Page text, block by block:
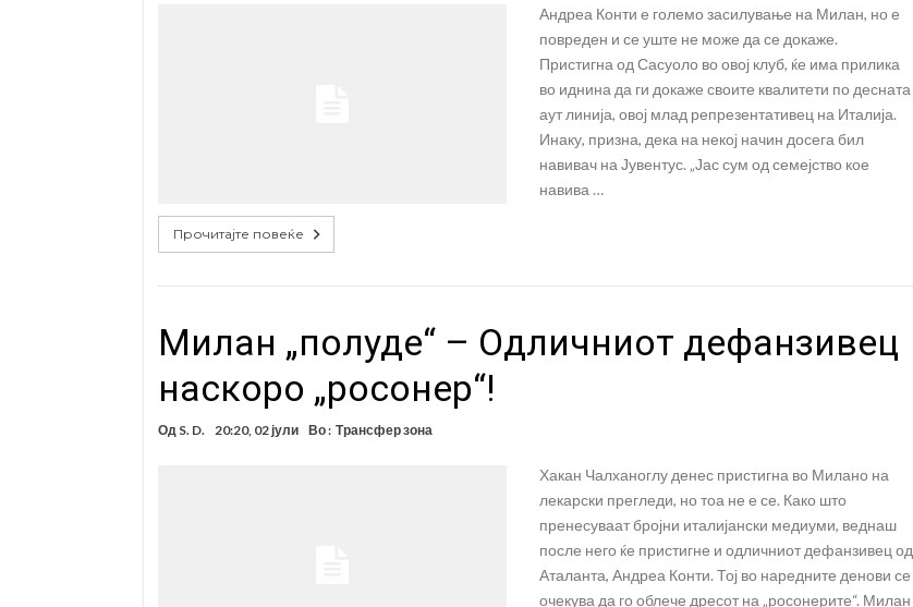
Андреа Конти е големо засилување на Милан, но е
повреден и се уште не може да се докаже.
Пристигна од Сасуоло во овој клуб, ќе има прилика
во иднина да ги докаже своите квалитети по десната
аут линија, овој млад репрезентативец на Италија.
Инаку, призна, дека на некој начин досега бил
навивач на Јувентус. „Јас сум од семејство кое
навива …
Прочитајте повеќе
Милан „полуде“ – Одличниот дефанзивец
наскоро „росонер“!
Од S. D. 20:20, 02 јули Во : Трансфер зона
Хакан Чалханоглу денес пристигна во Милано на
лекарски прегледи, но тоа не е се. Како што
пренесуваат бројни италијански медиуми, веднаш
после него ќе пристигне и одличниот дефанзивец од
Аталанта, Андреа Конти. Тој во наредните денови се
очекува да го облече дресот на „росонерите“. Милан